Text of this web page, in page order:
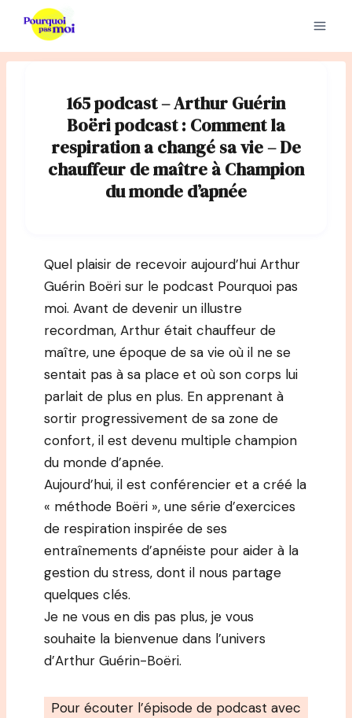
contenu
165 podcast – Arthur Guérin
Boëri podcast : Comment la
respiration a changé sa vie – De
chauffeur de maître à Champion
du monde d’apnée
Quel plaisir de recevoir aujourd’hui Arthur
Guérin Boëri sur le podcast Pourquoi pas
moi. Avant de devenir un illustre
recordman, Arthur était chauffeur de
maître, une époque de sa vie où il ne se
sentait pas à sa place et où son corps lui
parlait de plus en plus. En apprenant à
sortir progressivement de sa zone de
confort, il est devenu multiple champion
du monde d’apnée.
Aujourd’hui, il est conférencier et a créé la
« méthode Boëri », une série d’exercices
de respiration inspirée de ses
entraînements d’apnéiste pour aider à la
gestion du stress, dont il nous partage
quelques clés.
Je ne vous en dis pas plus, je vous
souhaite la bienvenue dans l’univers
d’Arthur Guérin-Boëri.
Pour écouter l’épisode de podcast avec